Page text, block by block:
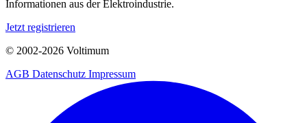
Informationen aus der Elektroindustrie.
Jetzt registrieren
© 2002-2026 Voltimum
AGB Datenschutz Impressum